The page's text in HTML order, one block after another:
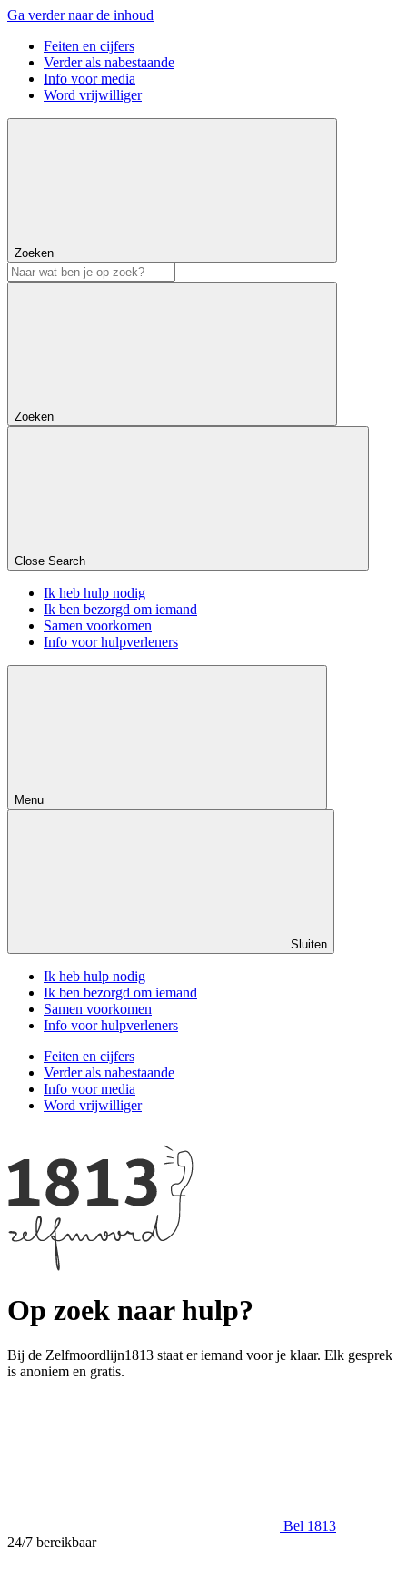
Ga verder naar de inhoud
Feiten en cijfers
Verder als nabestaande
Info voor media
Word vrijwilliger
Zoeken
Zoeken
Close Search
Ik heb hulp nodig
Ik ben bezorgd om iemand
Samen voorkomen
Info voor hulpverleners
Menu
Sluiten
Ik heb hulp nodig
Ik ben bezorgd om iemand
Samen voorkomen
Info voor hulpverleners
Feiten en cijfers
Verder als nabestaande
Info voor media
Word vrijwilliger
Op zoek naar hulp?
Bij de Zelfmoordlijn1813 staat er iemand voor je klaar. Elk gesprek
is anoniem en gratis.
Bel 1813
24/7 bereikbaar